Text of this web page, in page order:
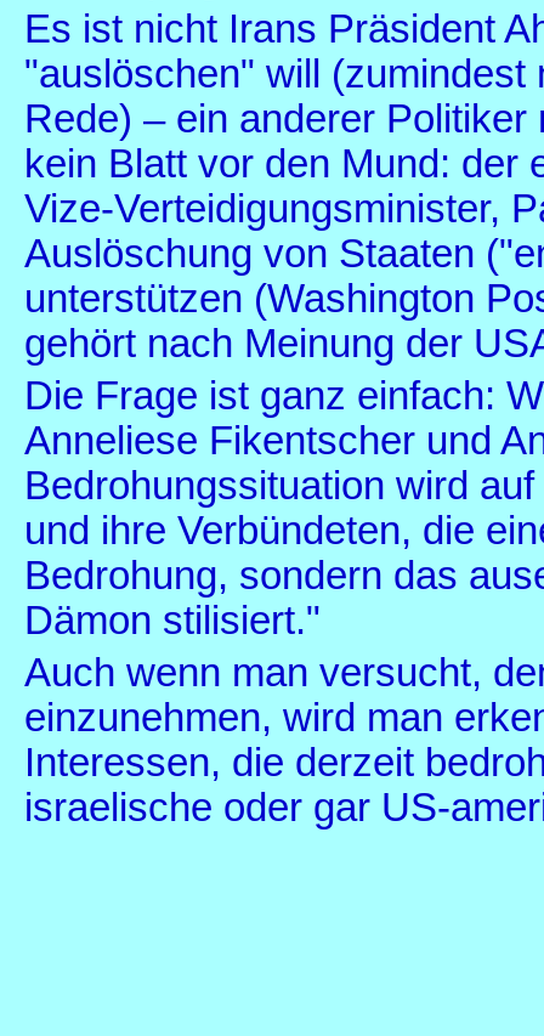
Es ist nicht Irans Präsident
"auslöschen" will
Rede) – ein anderer
kein Blatt vor den Mund: der
Vize-Verteidigungsminister,
Auslöschung von Staaten
unterstützen (Washington
gehört nach Meinung der
Die Frage ist ganz einfach:
Anneliese Fikentscher und
Bedrohungssituation wird
und ihre Verbündeten, die
Bedrohung, sondern das
Dämon stilisiert."
Auch wenn man versucht,
einzunehmen, wird man
Interessen, die derzeit
israelische oder gar US-